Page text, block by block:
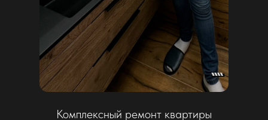
Современный ремонт квартиры